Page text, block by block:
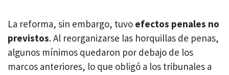
La reforma, sin embargo, tuvo efectos penales no
previstos. Al reorganizarse las horquillas de penas,
algunos mínimos quedaron por debajo de los
marcos anteriores, lo que obligó a los tribunales a